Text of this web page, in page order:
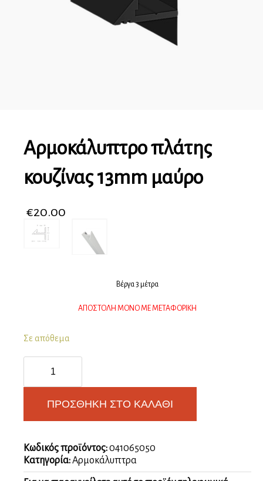
Αρμοκάλυπτρο πλάτης
κουζίνας 13mm μαύρο
€20.00
Βέργα 3 μέτρα
ΑΠΟΣΤΟΛΗ ΜΟΝΟ ΜΕ ΜΕΤΑΦΟΡΙΚΗ
Σε απόθεμα
πλάτης
κουζίνας
ποσότητα
ΠΡΟΣΘΉΚΗ ΣΤΟ ΚΑΛΆΘΙ
Κωδικός προϊόντος:041065050
Κατηγορία:Αρμοκάλυπτρα